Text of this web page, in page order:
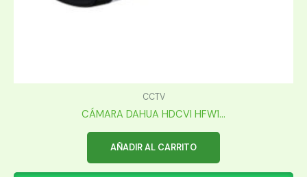
CCTV
CÁMARA DAHUA HDCVI HFW1...
AÑADIR AL CARRITO